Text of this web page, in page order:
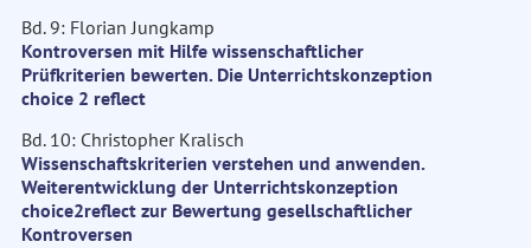
Bd. 9: Florian Jungkamp
Kontroversen mit Hilfe wissenschaftlicher
Prüfkriterien bewerten. Die Unterrichtskonzeption
choice 2 reflect
Bd. 10: Christopher Kralisch
Wissenschaftskriterien verstehen und anwenden.
Weiterentwicklung der Unterrichtskonzeption
choice2reflect zur Bewertung gesellschaftlicher
Kontroversen